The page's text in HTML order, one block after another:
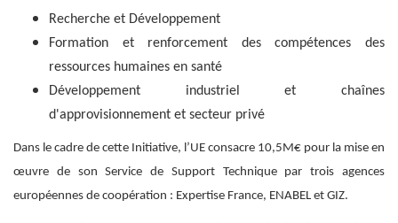
Recherche et Développement
Formation et renforcement des compétences des
ressources humaines en santé
Développement industriel et chaînes
d'approvisionnement et secteur privé
Dans le cadre de cette Initiative, l’UE consacre 10,5M€ pour la mise en
œuvre de son Service de Support Technique par trois agences
européennes de coopération : Expertise France, ENABEL et GIZ.